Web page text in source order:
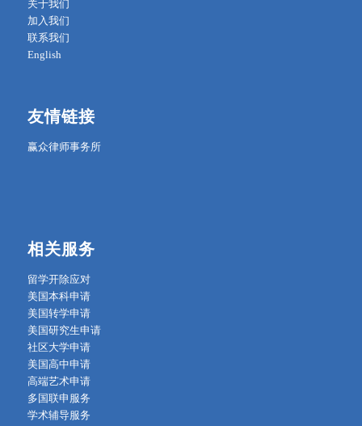
关于我们
加入我们
联系我们
English
友情链接
赢众律师事务所
相关服务
留学开除应对
美国本科申请
美国转学申请
美国研究生申请
社区大学申请
美国高中申请
高端艺术申请
多国联申服务
学术辅导服务